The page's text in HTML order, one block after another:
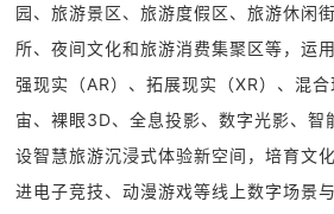
园、旅游景区、旅游度假区、旅游休闲
所、夜间文化和旅游消费集聚区等，运
强现实（AR）、拓展现实（XR）、混
宙、裸眼3D、全息投影、数字光影、智
设智慧旅游沉浸式体验新空间，培育文
进电子竞技、动漫游戏等线上数字场景